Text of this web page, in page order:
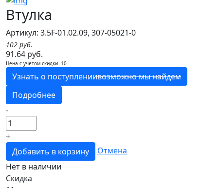
Втулка
Артикул: 3.5F-01.02.09, 307-05021-0
102 руб.
91.64 руб.
Цена с учетом скидки -10
Узнать о поступлениивозможно мы найдем
Подробнее
-
+
Добавить в корзину
Отмена
Нет в наличии
Скидка